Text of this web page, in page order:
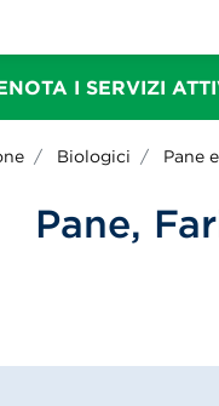
I SERVIZI
Biologici Pane
Pane,